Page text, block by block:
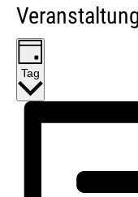
Tag